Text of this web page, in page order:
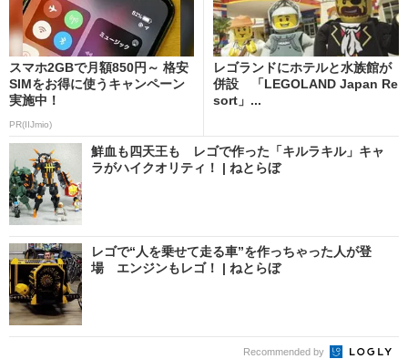
スマホ2GBで月額850円～ 格安
SIMをお得に使うキャンペーン
実施中！
PR(IIJmio)
レゴランドにホテルと水族館が
併設 「LEGOLAND Japan Re
sort」...
鮮血も四天王も レゴで作った「キルラキル」キャ
ラがハイクオリティ！ | ねとらぼ
レゴで“人を乗せて走る車”を作っちゃった人が登
場 エンジンもレゴ！ | ねとらぼ
Recommended by